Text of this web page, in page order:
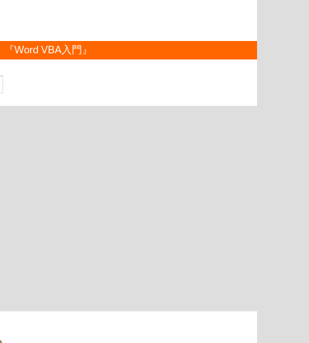
『Word VBA入門』